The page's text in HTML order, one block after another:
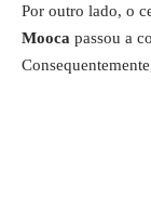
Por outro lado, o
Mooca passou a